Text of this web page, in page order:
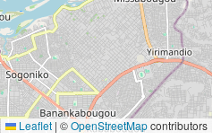
Leaflet | ©OpenStreetMapcontributors